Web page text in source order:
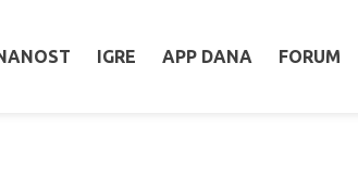
IGRE APP DANA FORUM